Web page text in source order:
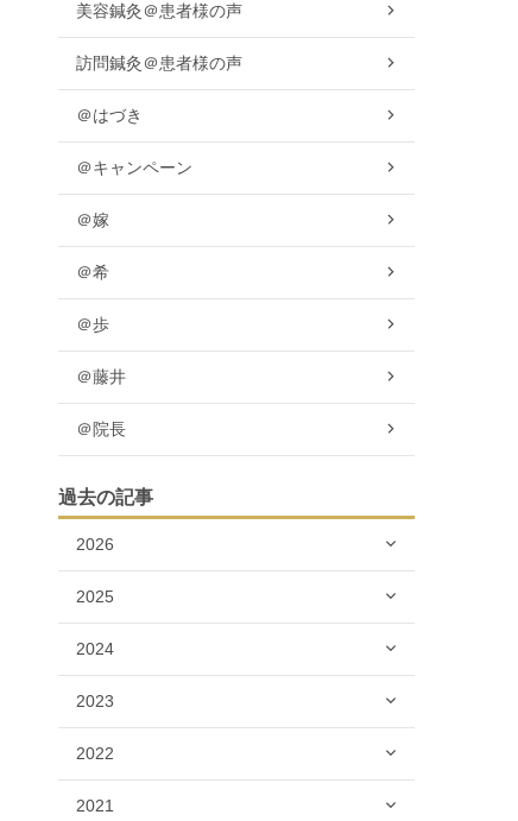
美容鍼灸＠患者様の声
訪問鍼灸＠患者様の声
＠はづき
＠キャンペーン
＠嫁
＠希
＠歩
＠藤井
＠院長
過去の記事
2026
2025
2024
2023
2022
2021